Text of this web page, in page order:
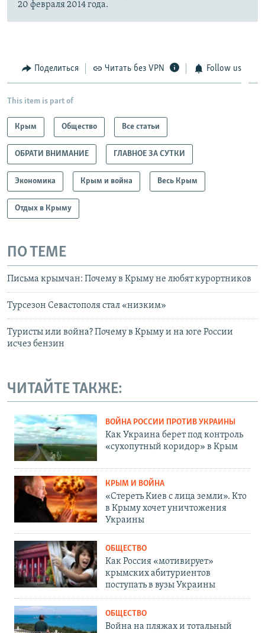
20 февраля 2014 года.
Поделиться Читать без VPN Follow us
This item is part of
Крым Общество Все статьи
ОБРАТИ ВНИМАНИЕ ГЛАВНОЕ ЗА СУТКИ
Экономика Крым и война Весь Крым
Отдых в Крыму
ПО ТЕМЕ
Письма крымчан: Почему в Крыму не любят курортников
Турсезон Севастополя стал «низким»
Туристы или война? Почему в Крыму и на юге России
исчез бензин
ЧИТАЙТЕ ТАКЖЕ:
ВОЙНА РОССИИ ПРОТИВ УКРАИНЫ
Как Украина берет под контроль
«сухопутный коридор» в Крым
КРЫМ И ВОЙНА
«Стереть Киев с лица земли». Кто
в Крыму хочет уничтожения
Украины
ОБЩЕСТВО
Как Россия «мотивирует»
крымских абитуриентов
поступать в вузы Украины
ОБЩЕСТВО
Война на пляжах и тотальный